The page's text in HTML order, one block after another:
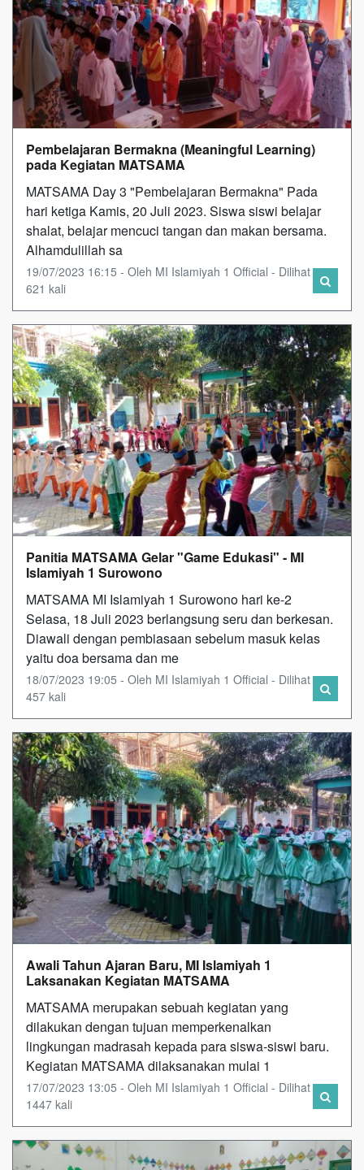
Pembelajaran Bermakna (Meaningful Learning)
pada Kegiatan MATSAMA
MATSAMA Day 3 "Pembelajaran Bermakna" Pada
hari ketiga Kamis, 20 Juli 2023. Siswa siswi belajar
shalat, belajar mencuci tangan dan makan bersama.
Alhamdulillah sa
19/07/2023 16:15 - Oleh MI Islamiyah 1 Official - Dilihat
621 kali
Panitia MATSAMA Gelar "Game Edukasi" - MI
Islamiyah 1 Surowono
MATSAMA MI Islamiyah 1 Surowono hari ke-2
Selasa, 18 Juli 2023 berlangsung seru dan berkesan.
Diawali dengan pembiasaan sebelum masuk kelas
yaitu doa bersama dan me
18/07/2023 19:05 - Oleh MI Islamiyah 1 Official - Dilihat
457 kali
Awali Tahun Ajaran Baru, MI Islamiyah 1
Laksanakan Kegiatan MATSAMA
MATSAMA merupakan sebuah kegiatan yang
dilakukan dengan tujuan memperkenalkan
lingkungan madrasah kepada para siswa-siswi baru.
Kegiatan MATSAMA dilaksanakan mulai 1
17/07/2023 13:05 - Oleh MI Islamiyah 1 Official - Dilihat
1447 kali